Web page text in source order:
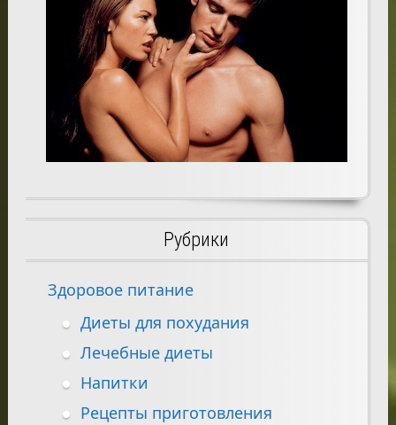
Рубрики
Здоровое питание
Диеты для похудания
Лечебные диеты
Напитки
Рецепты приготовления